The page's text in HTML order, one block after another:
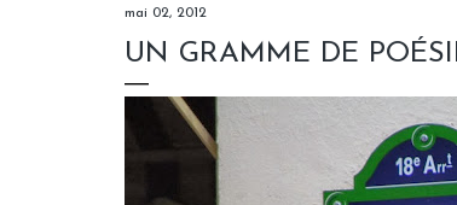
mai 02, 2012
UN GRAMME DE